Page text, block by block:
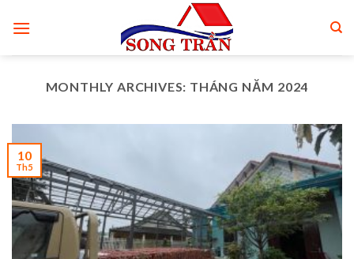
MONTHLY ARCHIVES: THÁNG NĂM 2024
10
Th5